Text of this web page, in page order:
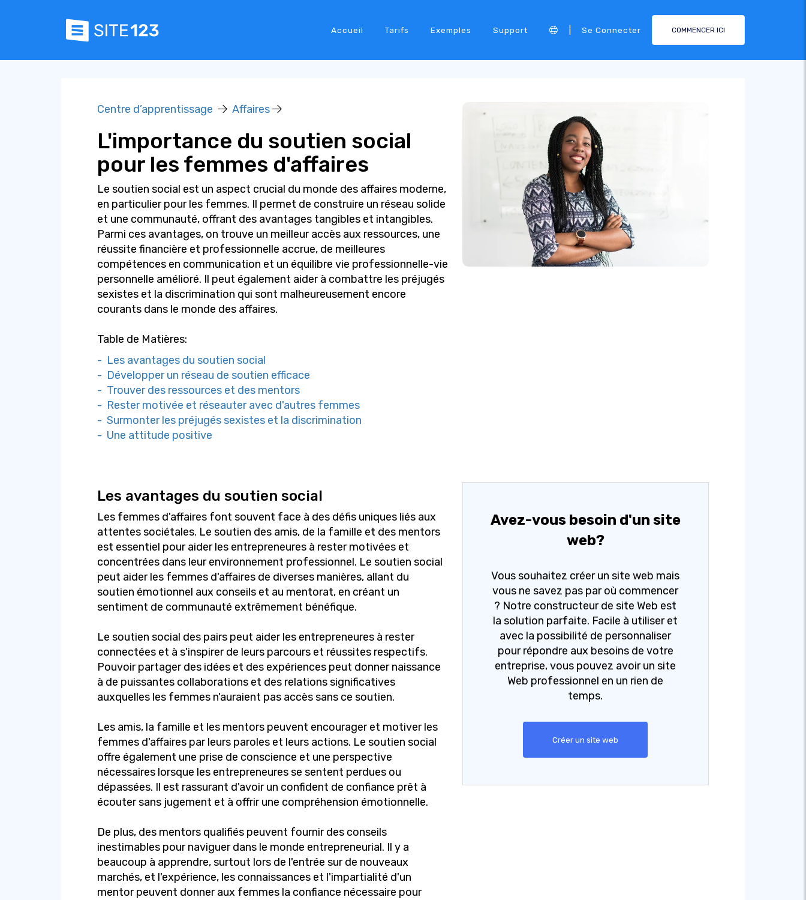
Accueil Tarifs Exemples Support Se Connecter COMMENCER ICI
Centre d’apprentissage Affaires
L'importance du soutien social
pour les femmes d'affaires
Le soutien social est un aspect crucial du monde des affaires moderne,
en particulier pour les femmes. Il permet de construire un réseau solide
et une communauté, offrant des avantages tangibles et intangibles.
Parmi ces avantages, on trouve un meilleur accès aux ressources, une
réussite financière et professionnelle accrue, de meilleures
compétences en communication et un équilibre vie professionnelle-vie
personnelle amélioré. Il peut également aider à combattre les préjugés
sexistes et la discrimination qui sont malheureusement encore
courants dans le monde des affaires.
Table de Matières:
- Les avantages du soutien social
- Développer un réseau de soutien efficace
- Trouver des ressources et des mentors
- Rester motivée et réseauter avec d'autres femmes
- Surmonter les préjugés sexistes et la discrimination
- Une attitude positive
Les avantages du soutien social
Les femmes d'affaires font souvent face à des défis uniques liés aux
attentes sociétales. Le soutien des amis, de la famille et des mentors
est essentiel pour aider les entrepreneures à rester motivées et
concentrées dans leur environnement professionnel. Le soutien social
peut aider les femmes d'affaires de diverses manières, allant du
soutien émotionnel aux conseils et au mentorat, en créant un
sentiment de communauté extrêmement bénéfique.
Le soutien social des pairs peut aider les entrepreneures à rester
connectées et à s'inspirer de leurs parcours et réussites respectifs.
Pouvoir partager des idées et des expériences peut donner naissance
à de puissantes collaborations et des relations significatives
auxquelles les femmes n'auraient pas accès sans ce soutien.
Les amis, la famille et les mentors peuvent encourager et motiver les
femmes d'affaires par leurs paroles et leurs actions. Le soutien social
offre également une prise de conscience et une perspective
nécessaires lorsque les entrepreneures se sentent perdues ou
dépassées. Il est rassurant d'avoir un confident de confiance prêt à
écouter sans jugement et à offrir une compréhension émotionnelle.
De plus, des mentors qualifiés peuvent fournir des conseils
inestimables pour naviguer dans le monde entrepreneurial. Il y a
beaucoup à apprendre, surtout lors de l'entrée sur de nouveaux
marchés, et l'expérience, les connaissances et l'impartialité d'un
mentor peuvent donner aux femmes la confiance nécessaire pour
Avez-vous besoin d'un site
web?
Vous souhaitez créer un site web mais
vous ne savez pas par où commencer
? Notre constructeur de site Web est
la solution parfaite. Facile à utiliser et
avec la possibilité de personnaliser
pour répondre aux besoins de votre
entreprise, vous pouvez avoir un site
Web professionnel en un rien de
temps.
Créer un site web